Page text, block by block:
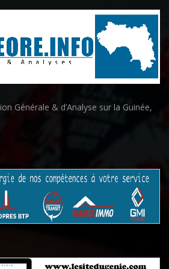
Générale & d’Analyse sur la Guinée,